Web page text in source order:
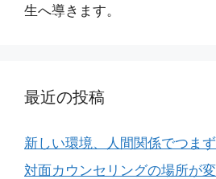
生へ導きます。
最近の投稿
新しい環境、人間関係でつま
対面カウンセリングの場所が